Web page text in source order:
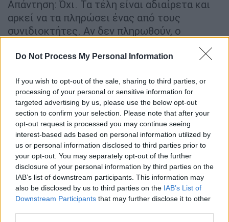
Do Not Process My Personal Information
If you wish to opt-out of the sale, sharing to third parties, or
processing of your personal or sensitive information for
targeted advertising by us, please use the below opt-out
section to confirm your selection. Please note that after your
opt-out request is processed you may continue seeing
interest-based ads based on personal information utilized by
us or personal information disclosed to third parties prior to
your opt-out. You may separately opt-out of the further
disclosure of your personal information by third parties on the
IAB’s list of downstream participants. This information may
also be disclosed by us to third parties on the IAB’s List of
Downstream Participants that may further disclose it to other
Απάντηση: Όχι. Τα τέλη είναι αδιαίρετα και
αρκεί να τα πληρώσει ένας από τους
συνιδιοκτήτες. Αν δεν πληρωθούν, ο
ποσό.
3. Ερώτηση: Έχει αλλάξει ο αριθμός
κυκλοφορίας και έχω πληρώσει τα τέλη πριν
την αλλαγή. Οφείλω τέλη και στο νέο
αριθμό;
Απάντηση: Όχι, γιατί οι δύο αριθμοί
συσχετίζονται και ισχύει η πληρωμή
ανεξάρτητα σε ποιον αριθμό έγινε.
4. Ερώτηση: Πότε δεν οφείλονται τέλη;